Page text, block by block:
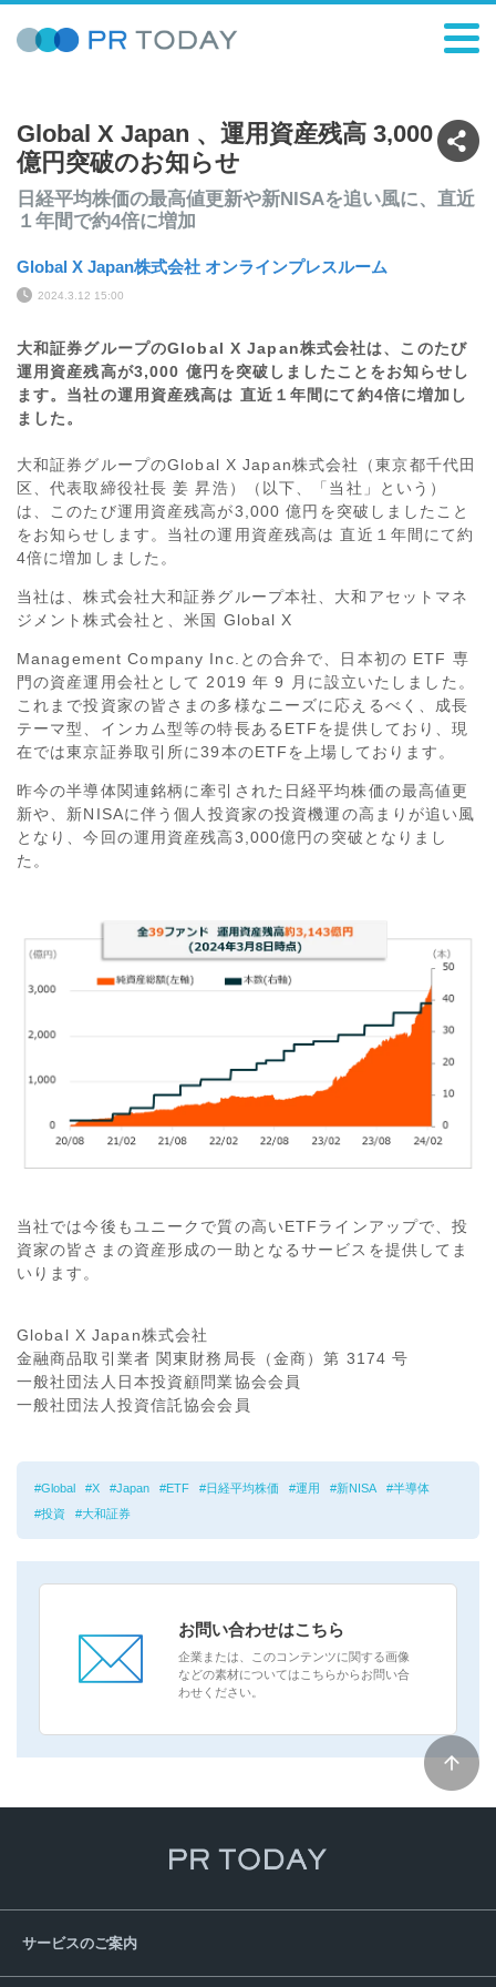
Global X Japan 、運用資産残高 3,000
億円突破のお知らせ
日経平均株価の最高値更新や新NISAを追い風に、直近
１年間で約4倍に増加
Global X Japan株式会社 オンラインプレスルーム
2024.3.12 15:00
大和証券グループのGlobal X Japan株式会社は、このたび
運用資産残高が3,000 億円を突破しましたことをお知らせし
ます。当社の運用資産残高は 直近１年間にて約4倍に増加し
ました。
大和証券グループのGlobal X Japan株式会社（東京都千代田
区、代表取締役社長 姜 昇浩）（以下、「当社」という）
は、このたび運用資産残高が3,000 億円を突破しましたこと
をお知らせします。当社の運用資産残高は 直近１年間にて約
4倍に増加しました。
当社は、株式会社大和証券グループ本社、大和アセットマネ
ジメント株式会社と、米国 Global X
Management Company Inc.との合弁で、日本初の ETF 専
門の資産運用会社として 2019 年 9 月に設立いたしました。
これまで投資家の皆さまの多様なニーズに応えるべく、成長
テーマ型、インカム型等の特長あるETFを提供しており、現
在では東京証券取引所に39本のETFを上場しております。
昨今の半導体関連銘柄に牽引された日経平均株価の最高値更
新や、新NISAに伴う個人投資家の投資機運の高まりが追い風
となり、今回の運用資産残高3,000億円の突破となりまし
た。
当社では今後もユニークで質の高いETFラインアップで、投
資家の皆さまの資産形成の一助となるサービスを提供してま
いります。
Global X Japan株式会社
金融商品取引業者 関東財務局長（金商）第 3174 号
一般社団法人日本投資顧問業協会会員
一般社団法人投資信託協会会員
Global X Japan ETF 日経平均株価 運用 新NISA
半導体
投資
大和証券
お問い合わせはこちら
企業または、このコンテンツに関する画像
などの素材についてはこちらからお問い合
わせください。
サービスのご案内